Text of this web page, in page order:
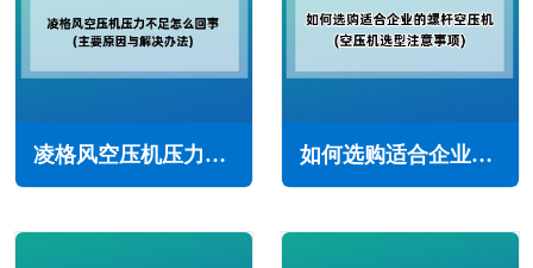
凌格风空压机压力不足怎么回事(主要原因与解决办法) 如何选购适合企业的螺杆空压机(空压机选型注意事项)